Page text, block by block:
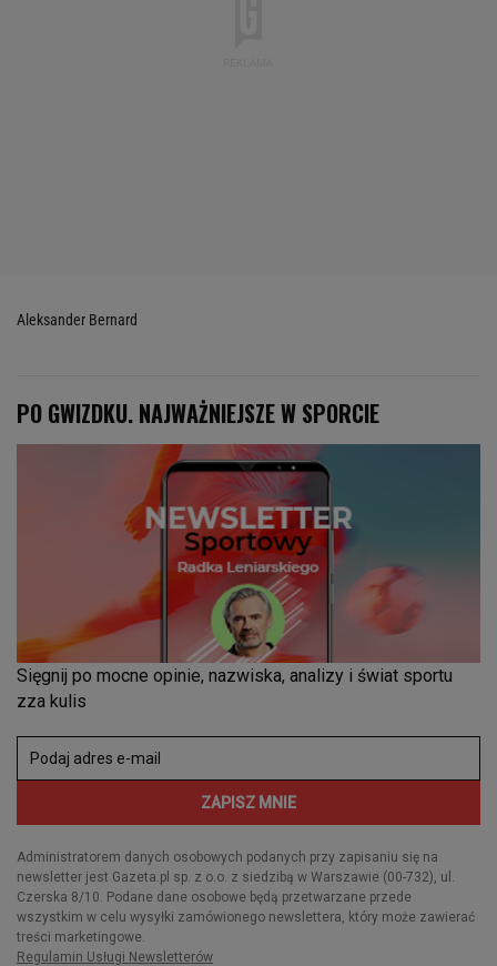
Aleksander Bernard